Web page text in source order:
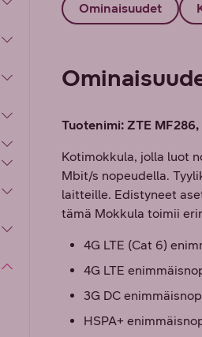
Ominaisuudet
Tuotenimi: ZTE
Kotimokkula, jolla luot
Mbit/s nopeudella.
laitteille. Edistyneet
tämä Mokkula toimii
4G LTE (Cat 6)
4G LTE
3G DC
HSPA+